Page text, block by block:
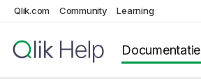
Qlik.com Community Learning
Documentatie
Selecties verplaatsen
Geselecteerde veldwaarden
vergrendelen